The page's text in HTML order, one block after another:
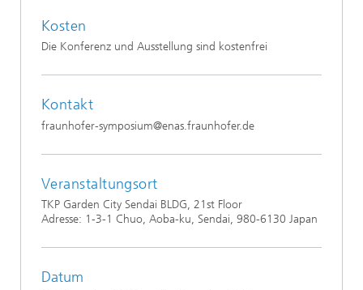
Kosten
Die Konferenz und Ausstellung sind kostenfrei
Kontakt
fraunhofer-symposium@enas.fraunhofer.de
Veranstaltungsort
TKP Garden City Sendai BLDG, 21st Floor
Adresse: 1-3-1 Chuo, Aoba-ku, Sendai, 980-6130 Japan
Datum